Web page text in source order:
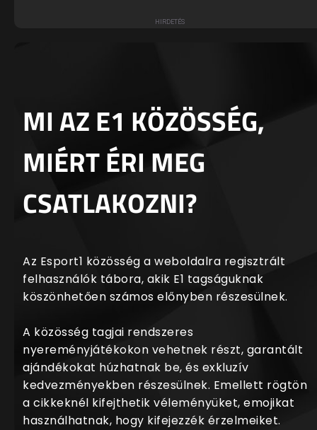
MI AZ E1 KÖZÖSSÉG,
MIÉRT ÉRI MEG
CSATLAKOZNI?
Az Esport1 közösség a weboldalra regisztrált
felhasználók tábora, akik E1 tagságuknak
köszönhetően számos előnyben részesülnek.
A közösség tagjai rendszeres
nyereményjátékokon vehetnek részt, garantált
ajándékokat húzhatnak be, és exkluzív
kedvezményekben részesülnek. Emellett rögtön
a cikkeknél kifejthetik véleményüket, emojikat
használhatnak, hogy kifejezzék érzelmeiket.